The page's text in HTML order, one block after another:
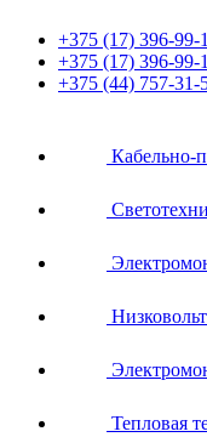
+375 (17) 396-99-
+375 (17) 396-99-
+375 (44) 757-31-
Кабельно-
Тепловая